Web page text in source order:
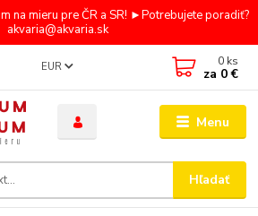
na mieru pre ČR a SR! ►Potrebujete poradiť?
akvaria@akvaria.sk
Menu
EUR
Hľadať
0 ks
za 0 €